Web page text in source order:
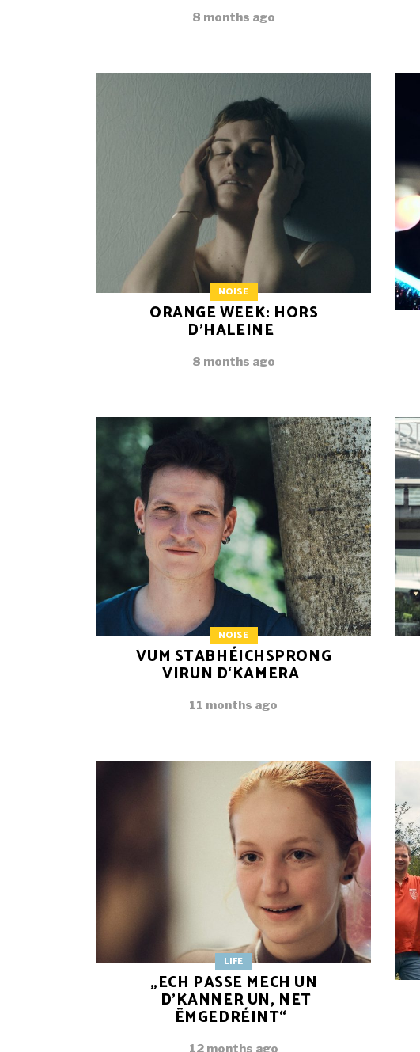
8 months ago
NOISE
ORANGE WEEK: HORS
D’HALEINE
8 months ago
NOISE
VUM STABHÉICHSPRONG
VIRUN D‘KAMERA
11 months ago
LIFE
„ECH PASSE MECH UN
D’KANNER UN, NET
ËMGEDRÉINT“